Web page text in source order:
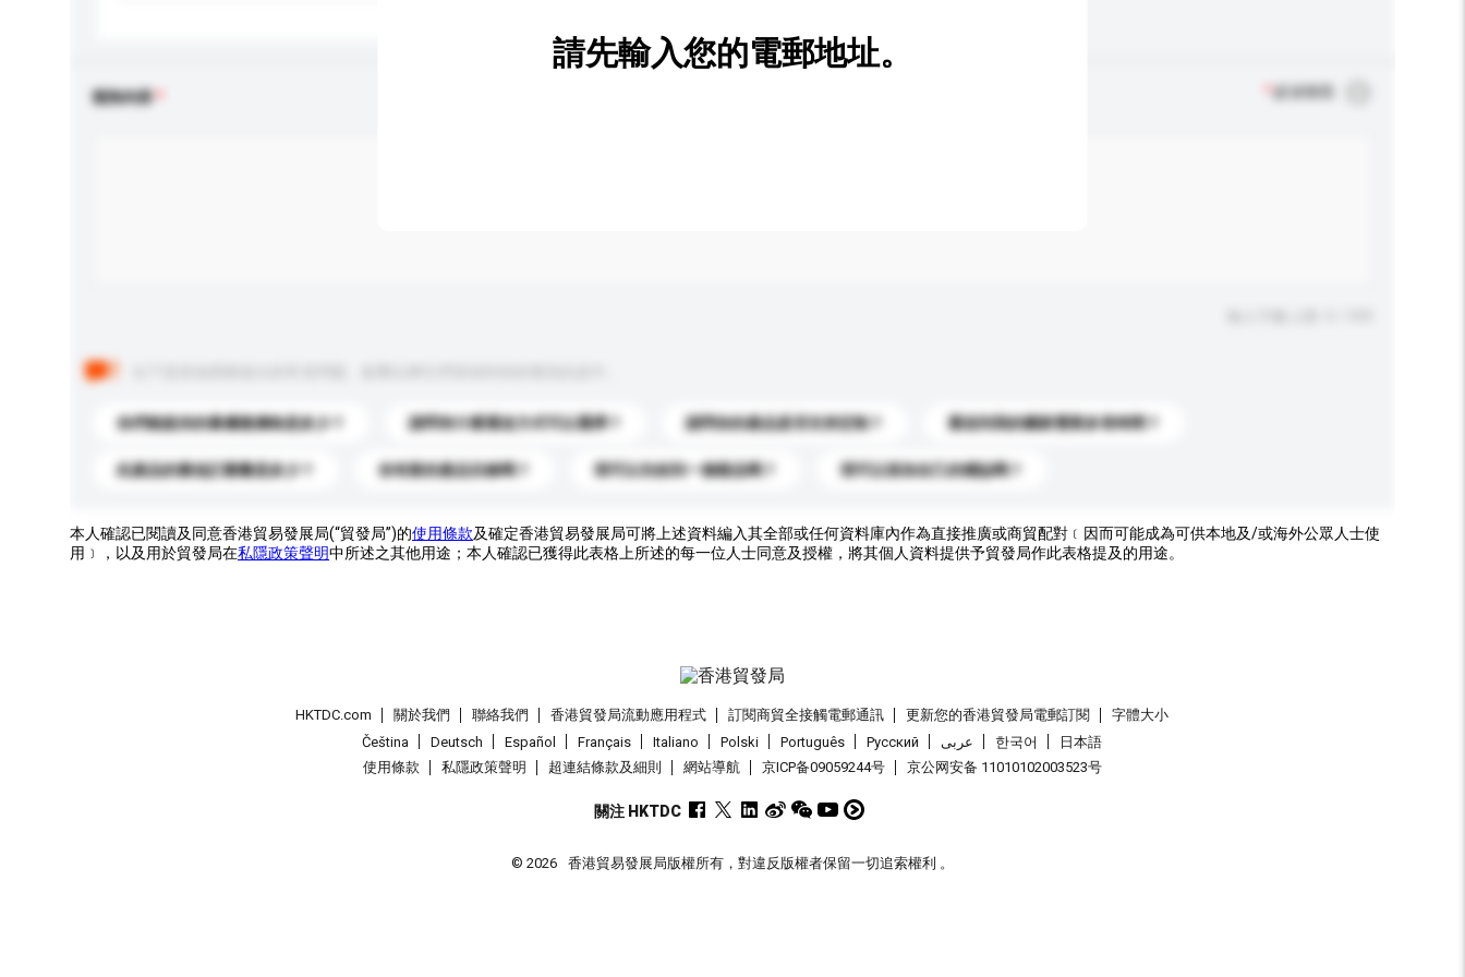
查詢內容
你們能提供的最優惠價格是多少？ 請問有什麼運送方式可以選擇？ 請問你的產品是否支持定制？ 運送到我的國家需要多長時間？
此產品的最低訂購量是多少？ 你有新的產品目錄嗎？ 我可以先收到一個樣品嗎？ 我可以添加自己的標誌嗎？
請先輸入您的電郵地址。
本人確認已閱讀及同意香港貿易發展局(“貿發局”)的使用條款及確定香港貿易發展局可將上述資料編入其全部或任何資料庫內作為直接推廣或商貿配對﹝因而可能成為可供本地及/或海外公眾人士使
用﹞，以及用於貿發局在私隱政策聲明中所述之其他用途；本人確認已獲得此表格上所述的每一位人士同意及授權，將其個人資料提供予貿發局作此表格提及的用途。
HKTDC.com 關於我們 聯絡我們 香港貿發局流動應用程式 訂閱商貿全接觸電郵通訊 更新您的香港貿發局電郵訂閱
字體大小
Čeština
Deutsch Español Français Italiano Polski Português Pусский عربى 한국어
日本語
使用條款
私隱政策聲明 超連結條款及細則 網站導航 京ICP备09059244号 京公网安备 11010102003523号
關注 HKTDC
© 2026 香港貿易發展局版權所有，對違反版權者保留一切追索權利 。